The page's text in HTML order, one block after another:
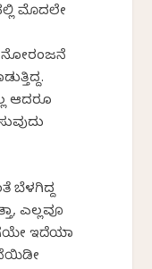
ಮೊದಲೇ
ಆದರೂ
ಬೆಳಗಿದ್ದ
ಎಲ್ಲವೂ
ಇದೆಯಾ